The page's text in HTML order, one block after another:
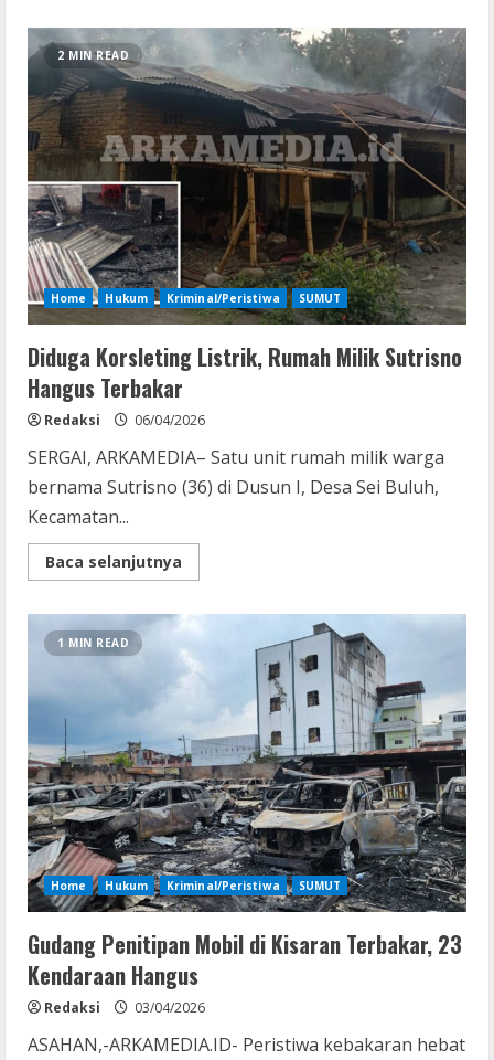
Tersambar
Percikan
Api
Motor,
Kebakaran
Ludeskan
Rumah
Warga
Perbaungan
2 MIN READ
Home Hukum Kriminal/Peristiwa SUMUT
Diduga Korsleting Listrik, Rumah Milik Sutrisno
Hangus Terbakar
Redaksi 06/04/2026
SERGAI, ARKAMEDIA– Satu unit rumah milik warga
bernama Sutrisno (36) di Dusun I, Desa Sei Buluh,
Kecamatan...
Baca selanjutnya
more
Listrik,
Rumah
Milik
Terbakar
1 MIN READ
Home Hukum Kriminal/Peristiwa SUMUT
Gudang Penitipan Mobil di Kisaran Terbakar, 23
Kendaraan Hangus
Redaksi 03/04/2026
ASAHAN,-ARKAMEDIA.ID- Peristiwa kebakaran hebat